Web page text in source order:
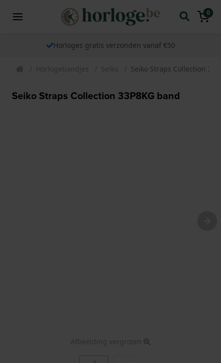
0
Horloges gratis verzonden vanaf €50
Horlogebandjes Seiko Seiko Straps Collection
Seiko Straps Collection 33P8KG band
Afbeelding vergroten